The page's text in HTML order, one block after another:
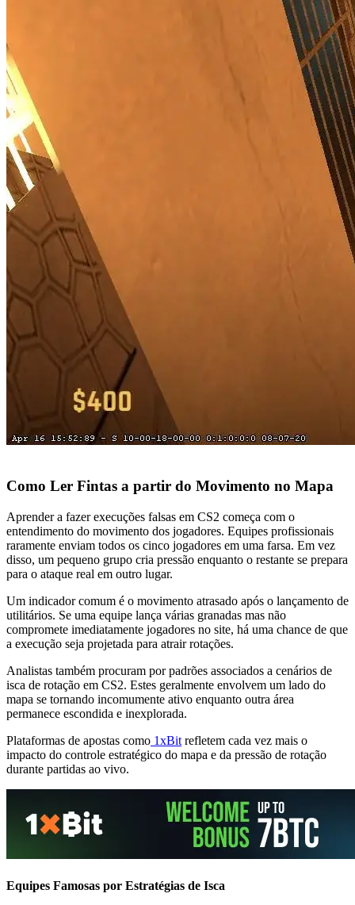
Como Ler Fintas a partir do Movimento no Mapa
Aprender a fazer execuções falsas em CS2 começa com o
entendimento do movimento dos jogadores. Equipes profissionais
raramente enviam todos os cinco jogadores em uma farsa. Em vez
disso, um pequeno grupo cria pressão enquanto o restante se prepara
para o ataque real em outro lugar.
Um indicador comum é o movimento atrasado após o lançamento de
utilitários. Se uma equipe lança várias granadas mas não
compromete imediatamente jogadores no site, há uma chance de que
a execução seja projetada para atrair rotações.
Analistas também procuram por padrões associados a cenários de
isca de rotação em CS2. Estes geralmente envolvem um lado do
mapa se tornando incomumente ativo enquanto outra área
permanece escondida e inexplorada.
Plataformas de apostas como 1xBit refletem cada vez mais o
impacto do controle estratégico do mapa e da pressão de rotação
durante partidas ao vivo.
Equipes Famosas por Estratégias de Isca